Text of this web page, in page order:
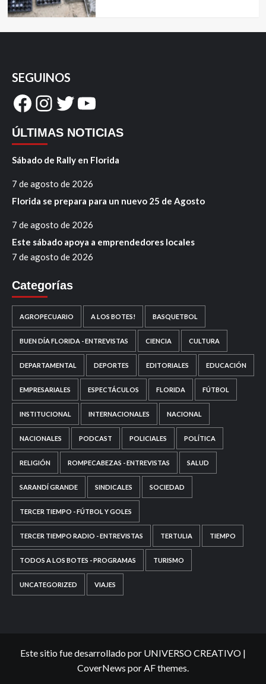
SEGUINOS
Facebook
Instagram
Twitter
YouTube
ÚLTIMAS NOTICIAS
Sábado de Rally en Florida
7 de agosto de 2026
Florida se prepara para un nuevo 25 de Agosto
7 de agosto de 2026
Este sábado apoya a emprendedores locales
7 de agosto de 2026
Categorías
AGROPECUARIO A LOS BOTES! BASQUETBOL
BUEN DÍA FLORIDA - ENTREVISTAS CIENCIA CULTURA
DEPARTAMENTAL DEPORTES EDITORIALES EDUCACIÓN
EMPRESARIALES ESPECTÁCULOS FLORIDA FÚTBOL
INSTITUCIONAL INTERNACIONALES NACIONAL
NACIONALES PODCAST POLICIALES POLÍTICA
RELIGIÓN ROMPECABEZAS - ENTREVISTAS SALUD
SARANDÍ GRANDE SINDICALES SOCIEDAD
TERCER TIEMPO - FÚTBOL Y GOLES
TERCER TIEMPO RADIO - ENTREVISTAS TERTULIA TIEMPO
TODOS A LOS BOTES - PROGRAMAS TURISMO
UNCATEGORIZED VIAJES
Este sitio fue desarrollado por UNIVERSO CREATIVO |
CoverNews por AF themes.